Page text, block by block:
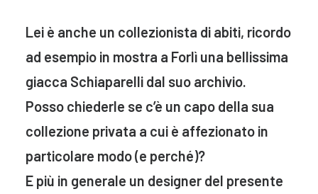
Lei è anche un collezionista di abiti, ricordo
ad esempio in mostra a Forlì una bellissima
giacca Schiaparelli dal suo archivio.
Posso chiederle se c’è un capo della sua
collezione privata a cui è affezionato in
particolare modo (e perché)?
E più in generale un designer del presente